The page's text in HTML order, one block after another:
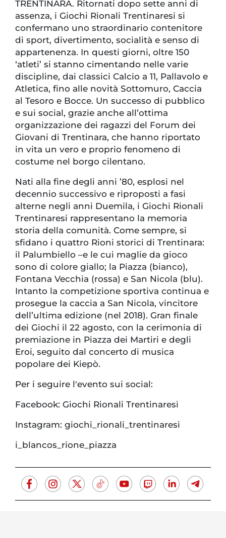
TRENTINARA. Ritornati dopo sette anni di
assenza, i Giochi Rionali Trentinaresi si
confermano uno straordinario contenitore
di sport, divertimento, socialità e senso di
appartenenza. In questi giorni, oltre 150
‘atleti’ si stanno cimentando nelle varie
discipline, dai classici Calcio a 11, Pallavolo e
Atletica, fino alle novità Sottomuro, Caccia
al Tesoro e Bocce. Un successo di pubblico
e sui social, grazie anche all’ottima
organizzazione dei ragazzi del Forum dei
Giovani di Trentinara, che hanno riportato
in vita un vero e proprio fenomeno di
costume nel borgo cilentano.
Nati alla fine degli anni ’80, esplosi nel
decennio successivo e riproposti a fasi
alterne negli anni Duemila, i Giochi Rionali
Trentinaresi rappresentano la memoria
storia della comunità. Come sempre, si
sfidano i quattro Rioni storici di Trentinara:
il Palumbiello –e le cui maglie da gioco
sono di colore giallo; la Piazza (bianco),
Fontana Vecchia (rossa) e San Nicola (blu).
Intanto la competizione sportiva continua e
prosegue la caccia a San Nicola, vincitore
dell’ultima edizione (nel 2018). Gran finale
dei Giochi il 22 agosto, con la cerimonia di
premiazione in Piazza dei Martiri e degli
Eroi, seguito dal concerto di musica
popolare dei Kiepò.
Per i seguire l'evento sui social:
Facebook: Giochi Rionali Trentinaresi
Instagram: giochi_rionali_trentinaresi
i_blancos_rione_piazza